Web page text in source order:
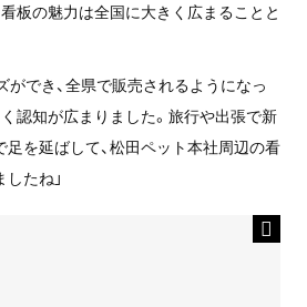
板の魅力は全国に大きく広まることと
ができ、全県で販売されるようになっ
認知が広まりました。旅行や出張で新
を延ばして、松田ペット本社周辺の看
たね」